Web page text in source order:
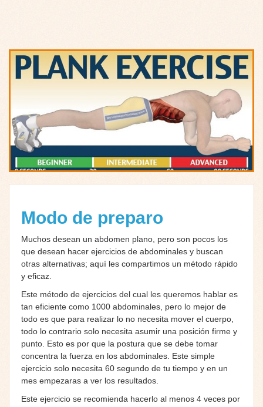
Modo de preparo
Muchos desean un abdomen plano, pero son pocos los
que desean hacer ejercicios de abdominales y buscan
otras alternativas; aquí les compartimos un método rápido
y eficaz.
Este método de ejercicios del cual les queremos hablar es
tan eficiente como 1000 abdominales, pero lo mejor de
todo es que para realizar lo no necesita mover el cuerpo,
todo lo contrario solo necesita asumir una posición firme y
punto. Esto es por que la postura que se debe tomar
concentra la fuerza en los abdominales. Este simple
ejercicio solo necesita 60 segundo de tu tiempo y en un
mes empezaras a ver los resultados.
Este ejercicio se recomienda hacerlo al menos 4 veces por